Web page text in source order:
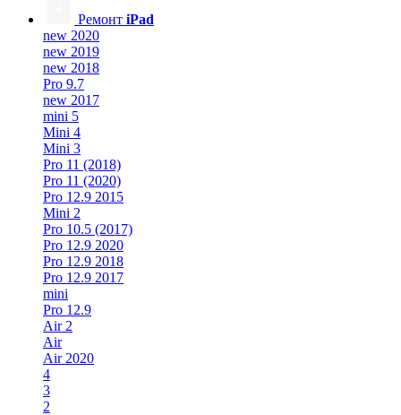
Ремонт iPad
new 2020
new 2019
new 2018
Pro 9.7
new 2017
mini 5
Mini 4
Mini 3
Pro 11 (2018)
Pro 11 (2020)
Pro 12.9 2015
Mini 2
Pro 10.5 (2017)
Pro 12.9 2020
Pro 12.9 2018
Pro 12.9 2017
mini
Pro 12.9
Air 2
Air
Air 2020
4
3
2